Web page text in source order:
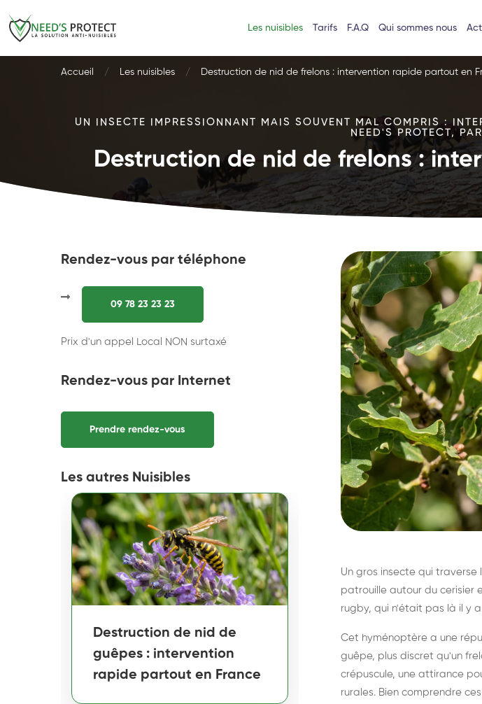
Les nuisibles Tarifs F.A.Q Qui sommes nous
Accueil Les nuisibles Destruction de nid de frelons : intervention rapide partout en
UN INSECTE IMPRESSIONNANT MAIS SOUVENT MAL COMPRIS :
NEED'S PROTECT,
Destruction de nid de frelons :
Rendez-vous par téléphone
09 78 23 23 23
Prix d'un appel Local NON surtaxé
Rendez-vous par Internet
Prendre rendez-vous
Les autres Nuisibles
Destruction de nid de
guêpes : intervention
rapide partout en France
Destruction de nid
frelons asiatiques :
intervention
France
Un gros insecte qui
patrouille autour du cerisier
rugby, qui n'était pas là il y
Cet hyménoptère a une
guêpe, plus discret qu'un
crépuscule, une attirance
rurales. Bien comprendre